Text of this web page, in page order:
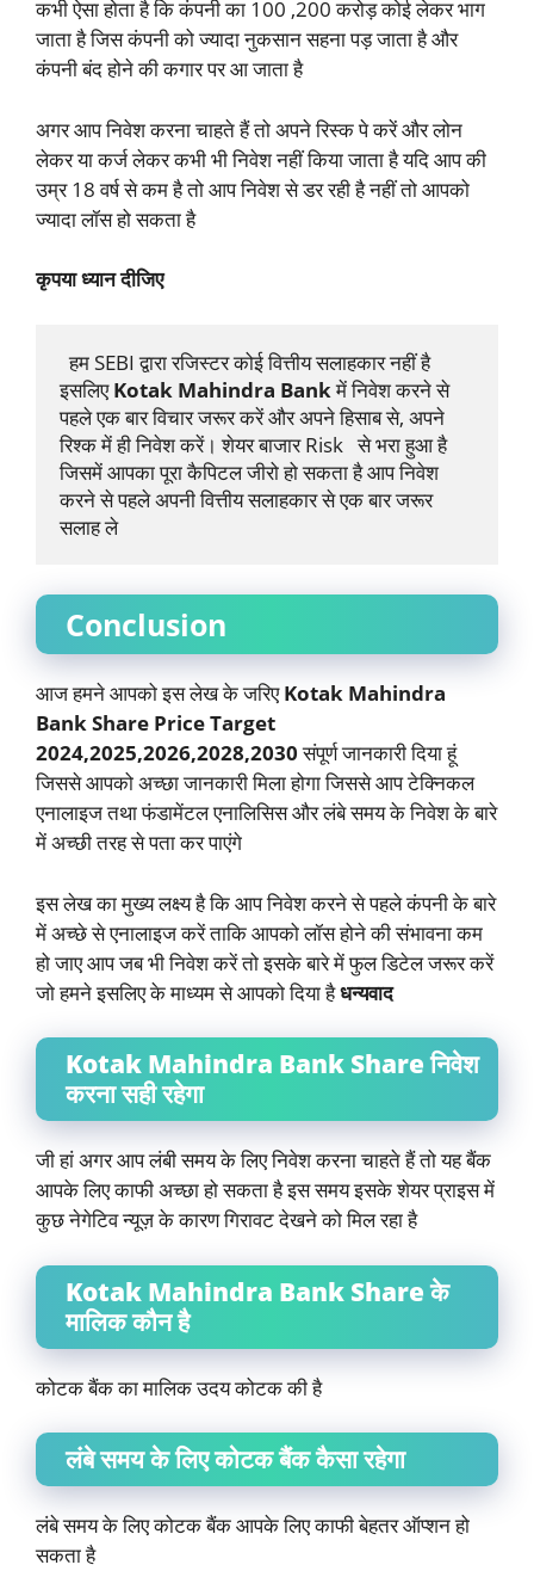
कभी ऐसा होता है कि कंपनी का 100 ,200 करोड़ कोई लेकर भाग
जाता है जिस कंपनी को ज्यादा नुकसान सहना पड़ जाता है और
कंपनी बंद होने की कगार पर आ जाता है
अगर आप निवेश करना चाहते हैं तो अपने रिस्क पे करें और लोन
लेकर या कर्ज लेकर कभी भी निवेश नहीं किया जाता है यदि आप की
उम्र 18 वर्ष से कम है तो आप निवेश से डर रही है नहीं तो आपको
ज्यादा लॉस हो सकता है
कृपया ध्यान दीजिए
  हम SEBI द्वारा रजिस्टर कोई वित्तीय सलाहकार नहीं है
इसलिए Kotak Mahindra Bank में निवेश करने से
पहले एक बार विचार जरूर करें और अपने हिसाब से, अपने
रिश्क में ही निवेश करें। शेयर बाजार Risk   से भरा हुआ है
जिसमें आपका पूरा कैपिटल जीरो हो सकता है आप निवेश
करने से पहले अपनी वित्तीय सलाहकार से एक बार जरूर
सलाह ले
Conclusion
आज हमने आपको इस लेख के जरिएKotak Mahindra
Bank Share Price Target
2024,2025,2026,2028,2030संपूर्ण जानकारी दिया हूं
जिससे आपको अच्छा जानकारी मिला होगा जिससे आप टेक्निकल
एनालाइज तथा फंडामेंटल एनालिसिस और लंबे समय के निवेश के बारे
में अच्छी तरह से पता कर पाएंगे
इस लेख का मुख्य लक्ष्य है कि आप निवेश करने से पहले कंपनी के बारे
में अच्छे से एनालाइज करें ताकि आपको लॉस होने की संभावना कम
हो जाए आप जब भी निवेश करें तो इसके बारे में फुल डिटेल जरूर करें
जो हमने इसलिए के माध्यम से आपको दिया हैधन्यवाद
Kotak Mahindra Bank Share निवेश
करना सही रहेगा
जी हां अगर आप लंबी समय के लिए निवेश करना चाहते हैं तो यह बैंक
आपके लिए काफी अच्छा हो सकता है इस समय इसके शेयर प्राइस में
कुछ नेगेटिव न्यूज़ के कारण गिरावट देखने को मिल रहा है
Kotak Mahindra Bank Share के
मालिक कौन है
कोटक बैंक का मालिक उदय कोटक की है
लंबे समय के लिए कोटक बैंक कैसा रहेगा
लंबे समय के लिए कोटक बैंक आपके लिए काफी बेहतर ऑप्शन हो
सकता है